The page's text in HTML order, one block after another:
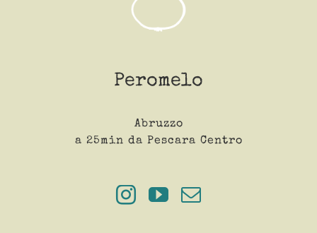
Peromelo
Abruzzo
a 25min da Pescara Centro